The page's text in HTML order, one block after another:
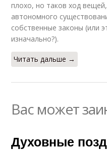
плохо, но таков ход
автономного
собственные законы (или
изначально?).
Читать дальше →
Вас может
Духовные